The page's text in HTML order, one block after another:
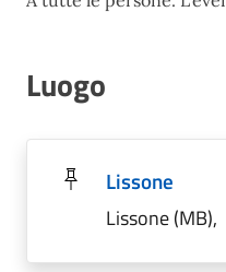
Luogo
Lissone
Lissone (MB),